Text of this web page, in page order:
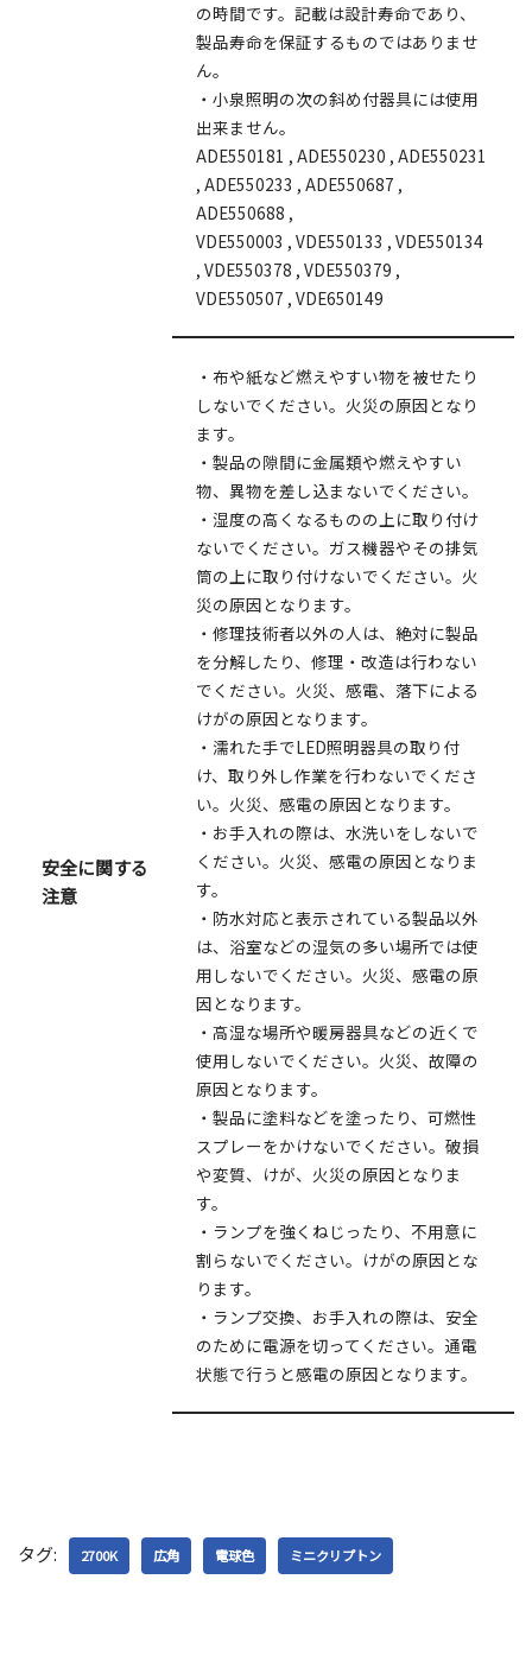
の時間です。記載は設計寿命であり、
製品寿命を保証するものではありませ
ん。
・小泉照明の次の斜め付器具には使用
出来ません。
ADE550181 , ADE550230 , ADE550231
, ADE550233 , ADE550687 ,
ADE550688 ,
VDE550003 , VDE550133 , VDE550134
, VDE550378 , VDE550379 ,
VDE550507 , VDE650149
安全に関する
注意
・布や紙など燃えやすい物を被せたり
しないでください。火災の原因となり
ます。
・製品の隙間に金属類や燃えやすい
物、異物を差し込まないでください。
・湿度の高くなるものの上に取り付け
ないでください。ガス機器やその排気
筒の上に取り付けないでください。火
災の原因となります。
・修理技術者以外の人は、絶対に製品
を分解したり、修理・改造は行わない
でください。火災、感電、落下による
けがの原因となります。
・濡れた手でLED照明器具の取り付
け、取り外し作業を行わないでくださ
い。火災、感電の原因となります。
・お手入れの際は、水洗いをしないで
ください。火災、感電の原因となりま
す。
・防水対応と表示されている製品以外
は、浴室などの湿気の多い場所では使
用しないでください。火災、感電の原
因となります。
・高湿な場所や暖房器具などの近くで
使用しないでください。火災、故障の
原因となります。
・製品に塗料などを塗ったり、可燃性
スプレーをかけないでください。破損
や変質、けが、火災の原因となりま
す。
・ランプを強くねじったり、不用意に
割らないでください。けがの原因とな
ります。
・ランプ交換、お手入れの際は、安全
のために電源を切ってください。通電
状態で行うと感電の原因となります。
タグ: 2700K 広角 電球色 ミニクリプトン